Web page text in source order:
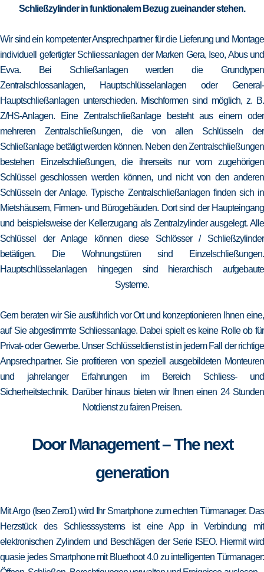
Schließzylinder in funktionalem Bezug zueinander stehen.
Wir sind ein kompetenter Ansprechpartner für die Lieferung und Montage
individuell gefertigter Schliessanlagen der Marken Gera, Iseo, Abus und
Evva. Bei Schließanlagen werden die Grundtypen
Zentralschlossanlagen, Hauptschlüsselanlagen oder General-
Hauptschließanlagen unterschieden. Mischformen sind möglich, z. B.
Z/HS-Anlagen. Eine Zentralschließanlage besteht aus einem oder
mehreren Zentralschließungen, die von allen Schlüsseln der
Schließanlage betätigt werden können. Neben den Zentralschließungen
bestehen Einzelschließungen, die ihrerseits nur vom zugehörigen
Schlüssel geschlossen werden können, und nicht von den anderen
Schlüsseln der Anlage. Typische Zentralschließanlagen finden sich in
Mietshäusern, Firmen- und Bürogebäuden. Dort sind der Haupteingang
und beispielsweise der Kellerzugang als Zentralzylinder ausgelegt. Alle
Schlüssel der Anlage können diese Schlösser / Schließzylinder
betätigen. Die Wohnungstüren sind Einzelschließungen.
Hauptschlüsselanlagen hingegen sind hierarchisch aufgebaute
Systeme.
Gern beraten wir Sie ausführlich vor Ort und konzeptionieren Ihnen eine,
auf Sie abgestimmte Schliessanlage. Dabei spielt es keine Rolle ob für
Privat- oder Gewerbe. Unser Schlüsseldienst ist in jedem Fall der richtige
Anpsrechpartner. Sie profitieren von speziell ausgebildeten Monteuren
und jahrelanger Erfahrungen im Bereich Schliess- und
Sicherheitstechnik. Darüber hinaus bieten wir Ihnen einen 24 Stunden
Notdienst zu fairen Preisen.
Door Management – The next
generation
Mit Argo (Iseo Zero1) wird Ihr Smartphone zum echten Türmanager. Das
Herzstück des Schliesssystems ist eine App in Verbindung mit
elektronischen Zylindern und Beschlägen der Serie ISEO. Hiermit wird
quasie jedes Smartphone mit Bluethoot 4.0 zu intelligenten Türmanager: